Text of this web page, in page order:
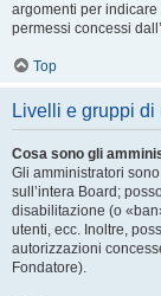
argomenti per
permessi concessi
Top
Livelli e gruppi di
Cosa sono gli
Gli amministratori
sull’intera Board;
disabilitazione (o
utenti, ecc. Inoltre,
autorizzazioni
Fondatore).